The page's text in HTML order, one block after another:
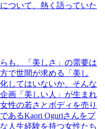
ついて、熱く語っていた
も、「美しさ」の需要は
で世間が求める「美し
してはいないか、そんな
画「美しい人」が生まれ
性の若さとボディを売り
あるKaori Oguriさんをプ
人生経験を持つ女性たち